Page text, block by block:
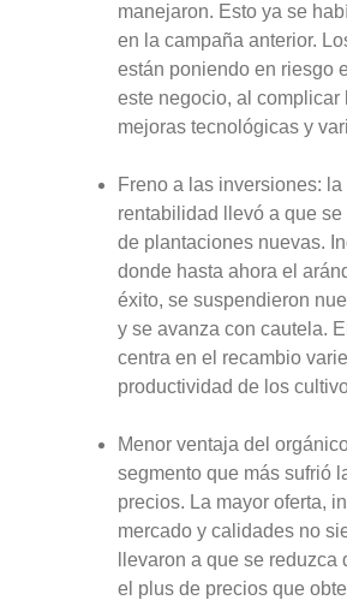
manejaron. Esto ya se
en la campaña anterior.
están poniendo en riesgo
este negocio, al complicar
mejoras tecnológicas y
Freno a las inversiones:
rentabilidad llevó a que
de plantaciones nuevas.
donde hasta ahora el
éxito, se suspendieron
y se avanza con cautela.
centra en el recambio
productividad de los
Menor ventaja del
segmento que más sufrió
precios. La mayor oferta,
mercado y calidades no
llevaron a que se reduzca
el plus de precios que